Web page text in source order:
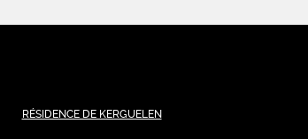
RÉSIDENCE DE KERGUELEN